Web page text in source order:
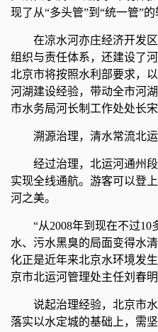
现了从“多头管”到“统一管”的
在凉水河亦庄经济开发
组织与责任体系，还建设了
北京市将按照水利部要求，
河湖建设经验，带动全市河
市水务局河长制工作处处长宋
溯源治理，清水常流北
经过治理，北运河通州
实现全线通航。游客可以登
河之美。
“从2008年到现在不过
水、污水黑臭的局面变得水
化正是近年来北京水环境发
京市北运河管理处主任刘春明
说起治理经验，北京市
落实以水定城的基础上，需